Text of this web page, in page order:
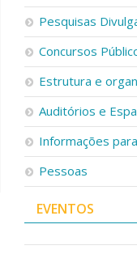
Pesquisas
Concursos
Estrutura e
Auditórios e
Informações
Pessoas
EVENTOS